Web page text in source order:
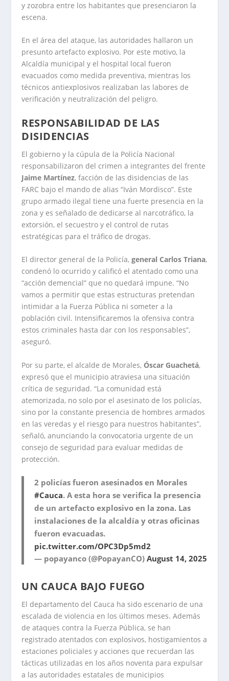
y zozobra entre los habitantes que presenciaron la
escena.
En el área del ataque, las autoridades hallaron un
presunto artefacto explosivo. Por este motivo, la
Alcaldía municipal y el hospital local fueron
evacuados como medida preventiva, mientras los
técnicos antiexplosivos realizaban las labores de
verificación y neutralización del peligro.
RESPONSABILIDAD DE LAS
DISIDENCIAS
El gobierno y la cúpula de la Policía Nacional
responsabilizaron del crimen a integrantes del frente
Jaime Martínez, facción de las disidencias de las
FARC bajo el mando de alias “Iván Mordisco”. Este
grupo armado ilegal tiene una fuerte presencia en la
zona y es señalado de dedicarse al narcotráfico, la
extorsión, el secuestro y el control de rutas
estratégicas para el tráfico de drogas.
El director general de la Policía,general Carlos Triana,
condenó lo ocurrido y calificó el atentado como una
“acción demencial” que no quedará impune. “No
vamos a permitir que estas estructuras pretendan
intimidar a la Fuerza Pública ni someter a la
población civil. Intensificaremos la ofensiva contra
estos criminales hasta dar con los responsables”,
aseguró.
Por su parte, el alcalde de Morales, Óscar Guachetá,
expresó que el municipio atraviesa una situación
crítica de seguridad. “La comunidad está
atemorizada, no solo por el asesinato de los policías,
sino por la constante presencia de hombres armados
en las veredas y el riesgo para nuestros habitantes”,
señaló, anunciando la convocatoria urgente de un
consejo de seguridad para evaluar medidas de
protección.
2 policías fueron asesinados en Morales
#Cauca. A esta hora se verifica la presencia
de un artefacto explosivo en la zona. Las
instalaciones de la alcaldía y otras oficinas
fueron evacuadas.
pic.twitter.com/OPC3Dp5md2
— popayanco (@PopayanCO)August 14, 2025
UN CAUCA BAJO FUEGO
El departamento del Cauca ha sido escenario de una
escalada de violencia en los últimos meses. Además
de ataques contra la Fuerza Pública, se han
registrado atentados con explosivos, hostigamientos a
estaciones policiales y acciones que recuerdan las
tácticas utilizadas en los años noventa para expulsar
a las autoridades estatales de municipios